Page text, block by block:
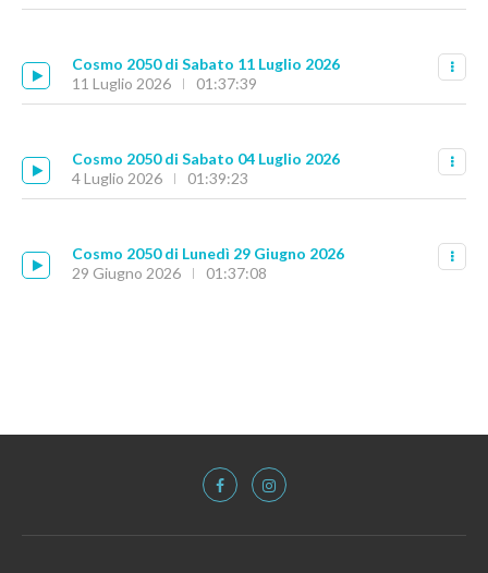
Cosmo 2050 di Sabato 11 Luglio 2026
11 Luglio 2026
01:37:39
Cosmo 2050 di Sabato 04 Luglio 2026
4 Luglio 2026
01:39:23
Cosmo 2050 di Lunedì 29 Giugno 2026
29 Giugno 2026
01:37:08